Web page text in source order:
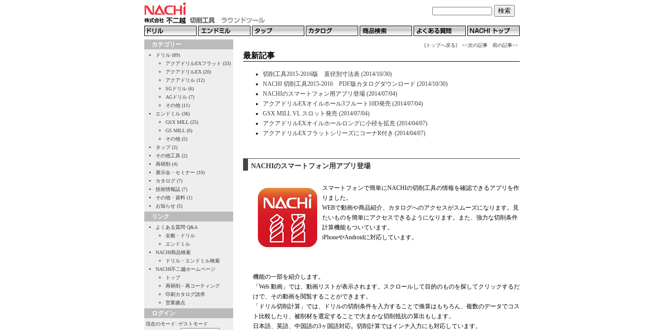
カテゴリー
ドリル (89)
アクアドリルEXフラット (33)
アクアドリルEX (20)
アクアドリル (12)
SGドリル (6)
AGドリル (7)
その他 (11)
エンドミル (36)
GSX MILL (25)
GS MILL (6)
その他 (5)
タップ (2)
その他工具 (2)
再研削 (4)
展示会・セミナー (10)
カタログ (7)
技術情報誌 (7)
その他・資料 (1)
お知らせ (5)
リンク
よくある質問 Q&A
全般・ドリル
エンドミル
NACHI商品検索
ドリル・エンドミル検索
NACHI不二越ホームページ
トップ
再研削・再コーティング
印刷カタログ請求
営業拠点
ログイン
現在のモード: ゲストモード
[トップへ戻る] <<次の記事 前の記事>>
最新記事
切削工具2015-2016版 直径別寸法表 (2014/10/30)
NACHI 切削工具2015-2016 PDF版カタログダウンロード (2014/10/30)
NACHIのスマートフォン用アプリ登場 (2014/07/04)
アクアドリルEXオイルホール3フルート10D発売 (2014/07/04)
GSX MILL VL スロット発売 (2014/07/04)
アクアドリルEXオイルホールロングに小径を拡充 (2014/04/07)
アクアドリルEXフラットシリーズにコーナR付き (2014/04/07)
NACHIのスマートフォン用アプリ登場
スマートフォンで簡単にNACHIの切削工具の情報を確認できるアプリを作
りました。
WEBで動画や商品紹介、カタログへのアクセスがスムーズになります。見
たいものを簡単にアクセスできるようになります。また、強力な切削条件
計算機能もついています。
iPhoneやAndroidに対応しています。
機能の一部を紹介します。
「Web 動画」では、動画リストが表示されます。スクロールして目的のものを探してクリックするだ
けで、その動画を閲覧することができます。
「ドリル切削計算」では、ドリルの切削条件を入力することで換算はもちろん、複数のデータでコス
ト比較したり、被削材を選定することで大まかな切削抵抗の算出もします。
日本語、英語、中国語の3ヶ国語対応。切削計算ではインチ入力にも対応しています。